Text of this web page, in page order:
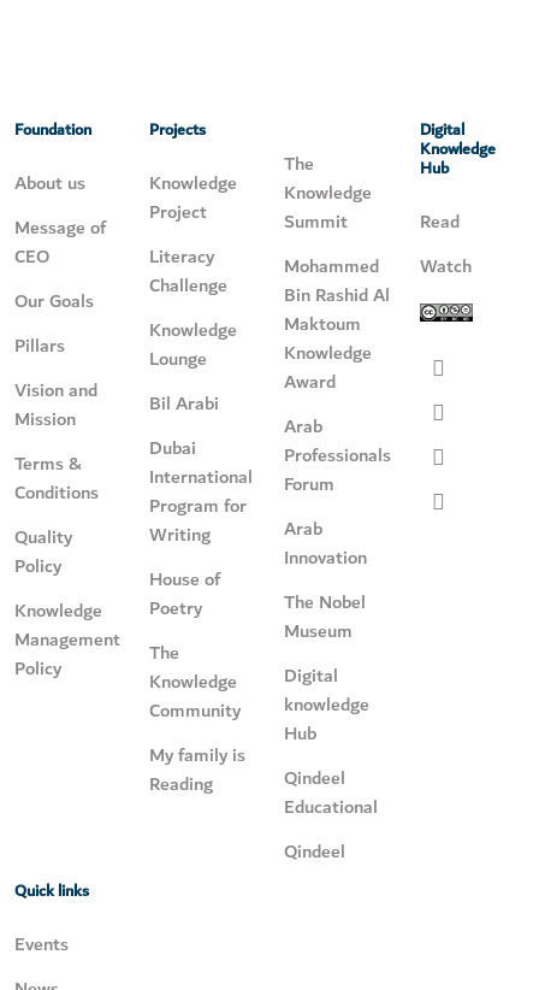
Foundation
About us
Message of
CEO
Our Goals
Pillars
Vision and
Mission
Terms &
Conditions
Quality
Policy
Knowledge
Management
Policy
Projects
Knowledge
Project
Literacy
Challenge
Knowledge
Lounge
Bil Arabi
Dubai
International
Program for
Writing
House of
Poetry
The
Knowledge
Community
My family is
Reading
The
Knowledge
Summit
Mohammed
Bin Rashid Al
Maktoum
Knowledge
Award
Arab
Professionals
Forum
Arab
Innovation
The Nobel
Museum
Digital
knowledge
Hub
Qindeel
Educational
Qindeel
Digital
Knowledge
Hub
Read
Watch
Quick links
Events